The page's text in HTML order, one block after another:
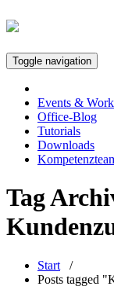
Toggle navigation
Events &
Office-Blog
Tutorials
Downloads
Tag
Start /
Posts tagged